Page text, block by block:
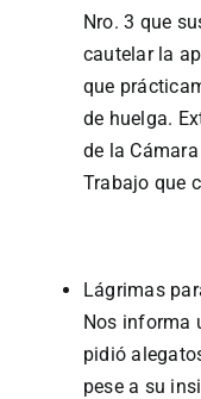
Nro. 3 que
cautelar la
que
de huelga.
de la
Trabajo que
Lágrimas
Nos informa
pidió
pese a su